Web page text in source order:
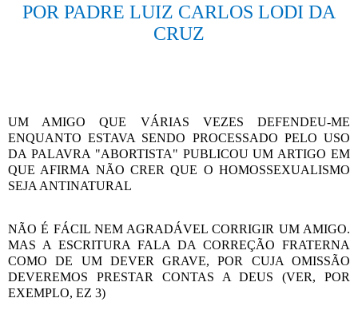
POR PADRE LUIZ CARLOS LODI DA
CRUZ
UM AMIGO QUE VÁRIAS VEZES DEFENDEU-ME
ENQUANTO ESTAVA SENDO PROCESSADO PELO USO
DA PALAVRA "ABORTISTA" PUBLICOU UM ARTIGO EM
QUE AFIRMA NÃO CRER QUE O HOMOSSEXUALISMO
SEJA ANTINATURAL
NÃO É FÁCIL NEM AGRADÁVEL CORRIGIR UM AMIGO.
MAS A ESCRITURA FALA DA CORREÇÃO FRATERNA
COMO DE UM DEVER GRAVE, POR CUJA OMISSÃO
DEVEREMOS PRESTAR CONTAS A DEUS (VER, POR
EXEMPLO, EZ 3)